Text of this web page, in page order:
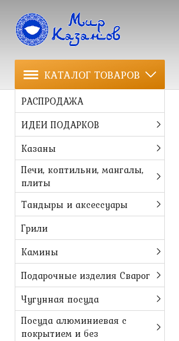
КАТАЛОГ ТОВАРОВ
РАСПРОДАЖА
ИДЕИ ПОДАРКОВ
Казаны
Печи, коптильни, мангалы,
плиты
Тандыры и аксессуары
Грили
Камины
Подарочные изделия Сварог
Чугунная посуда
Посуда алюминиевая с
покрытием и без